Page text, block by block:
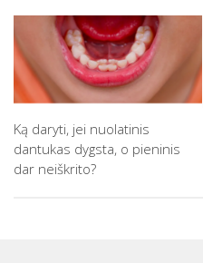
Ką daryti, jei nuolatinis
dantukas dygsta, o pieninis
dar neiškrito?